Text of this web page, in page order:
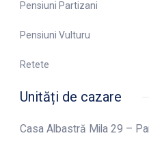
Pensiuni Partizani
Pensiuni Vulturu
Retete
Unități de cazare
Casa Albastră Mila 29 –